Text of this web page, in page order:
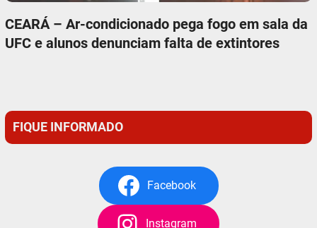
CEARÁ – Ar-condicionado pega fogo em sala da
UFC e alunos denunciam falta de extintores
FIQUE INFORMADO
Facebook
Instagram